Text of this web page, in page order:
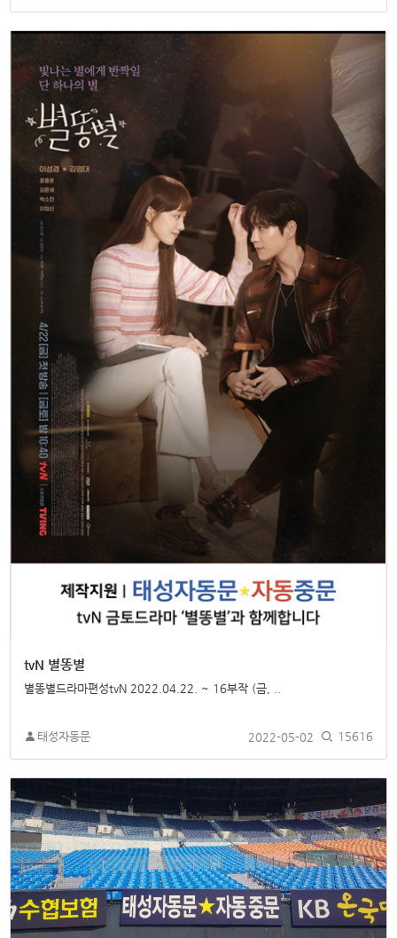
tvN 별똥별
별똥별드라마편성tvN 2022.04.22. ~ 16부작 (금, ..
태성자동문 2022-05-02 15616